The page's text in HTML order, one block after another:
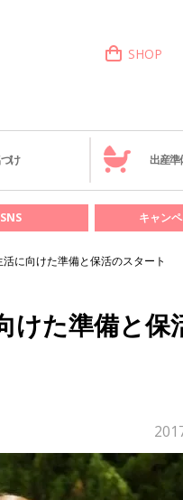
SHOP
け 出産準
SNS キャン
に向けた準備と保活のスタート
けた準備と保